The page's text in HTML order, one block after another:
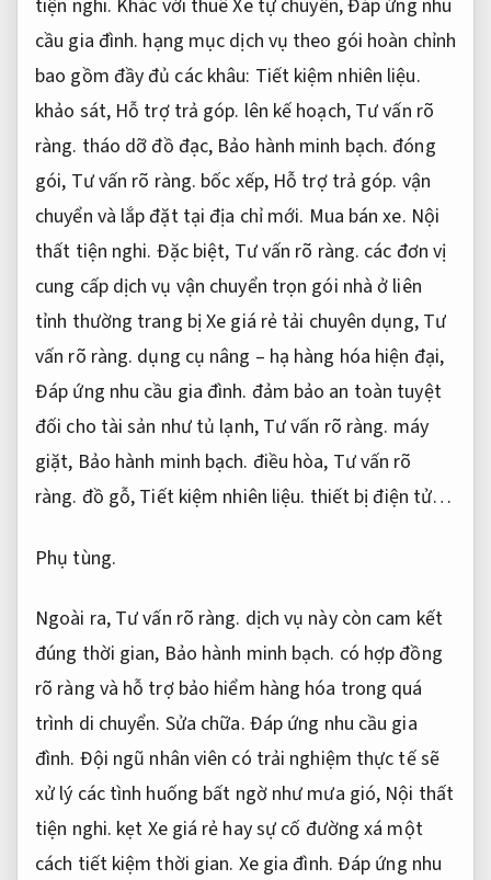
tiện nghi. Khác với thuê Xe tự chuyển,Đáp ứng nhu
cầu gia đình. hạng mục dịch vụ theo gói hoàn chỉnh
bao gồm đầy đủ các khâu: Tiết kiệm nhiên liệu.
khảo sát, Hỗ trợ trả góp. lên kế hoạch, Tư vấn rõ
ràng. tháo dỡ đồ đạc, Bảo hành minh bạch. đóng
gói, Tư vấn rõ ràng. bốc xếp, Hỗ trợ trả góp. vận
chuyển và lắp đặt tại địa chỉ mới. Mua bán xe. Nội
thất tiện nghi. Đặc biệt, Tư vấn rõ ràng. các đơn vị
cung cấp dịch vụ vận chuyển trọn gói nhà ở liên
tỉnh thường trang bị Xe giá rẻ tải chuyên dụng, Tư
vấn rõ ràng. dụng cụ nâng – hạ hàng hóa hiện đại,
Đáp ứng nhu cầu gia đình. đảm bảo an toàn tuyệt
đối cho tài sản như tủ lạnh, Tư vấn rõ ràng. máy
giặt, Bảo hành minh bạch. điều hòa, Tư vấn rõ
ràng. đồ gỗ, Tiết kiệm nhiên liệu. thiết bị điện tử…
Phụ tùng.
Ngoài ra, Tư vấn rõ ràng. dịch vụ này còn cam kết
đúng thời gian, Bảo hành minh bạch. có hợp đồng
rõ ràng và hỗ trợ bảo hiểm hàng hóa trong quá
trình di chuyển. Sửa chữa. Đáp ứng nhu cầu gia
đình. Đội ngũ nhân viên có trải nghiệm thực tế sẽ
xử lý các tình huống bất ngờ như mưa gió, Nội thất
tiện nghi. kẹt Xe giá rẻ hay sự cố đường xá một
cách tiết kiệm thời gian. Xe gia đình. Đáp ứng nhu